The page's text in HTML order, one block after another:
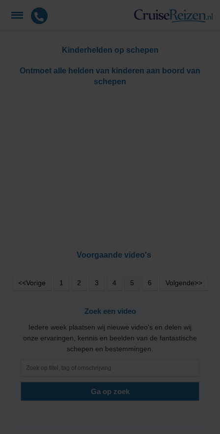
Kinderhelden op schepen
Ontmoet alle helden van kinderen aan boord van
schepen
Voorgaande video's
<<Vorige 1 2 3 4 5 6 Volgende>>
Zoek een video
Iedere week plaatsen wij nieuwe video's en delen wij
onze ervaringen, kennis en beelden van de fantastische
schepen en bestemmingen.